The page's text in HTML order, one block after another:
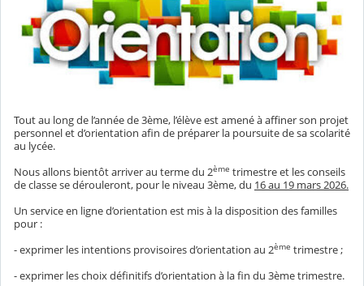
Tout au long de l’année de 3ème, l’élève est amené à affiner son projet
personnel et d’orientation afin de préparer la poursuite de sa scolarité
au lycée.
Nous allons bientôt arriver au terme du 2ème trimestre et les conseils
de classe se dérouleront, pour le niveau 3ème, du 16 au 19 mars 2026.
Un service en ligne d’orientation est mis à la disposition des familles
pour :
- exprimer les intentions provisoires d’orientation au 2ème trimestre ;
- exprimer les choix définitifs d’orientation à la fin du 3ème trimestre.